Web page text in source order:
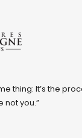
thing: It’s the
not you.”